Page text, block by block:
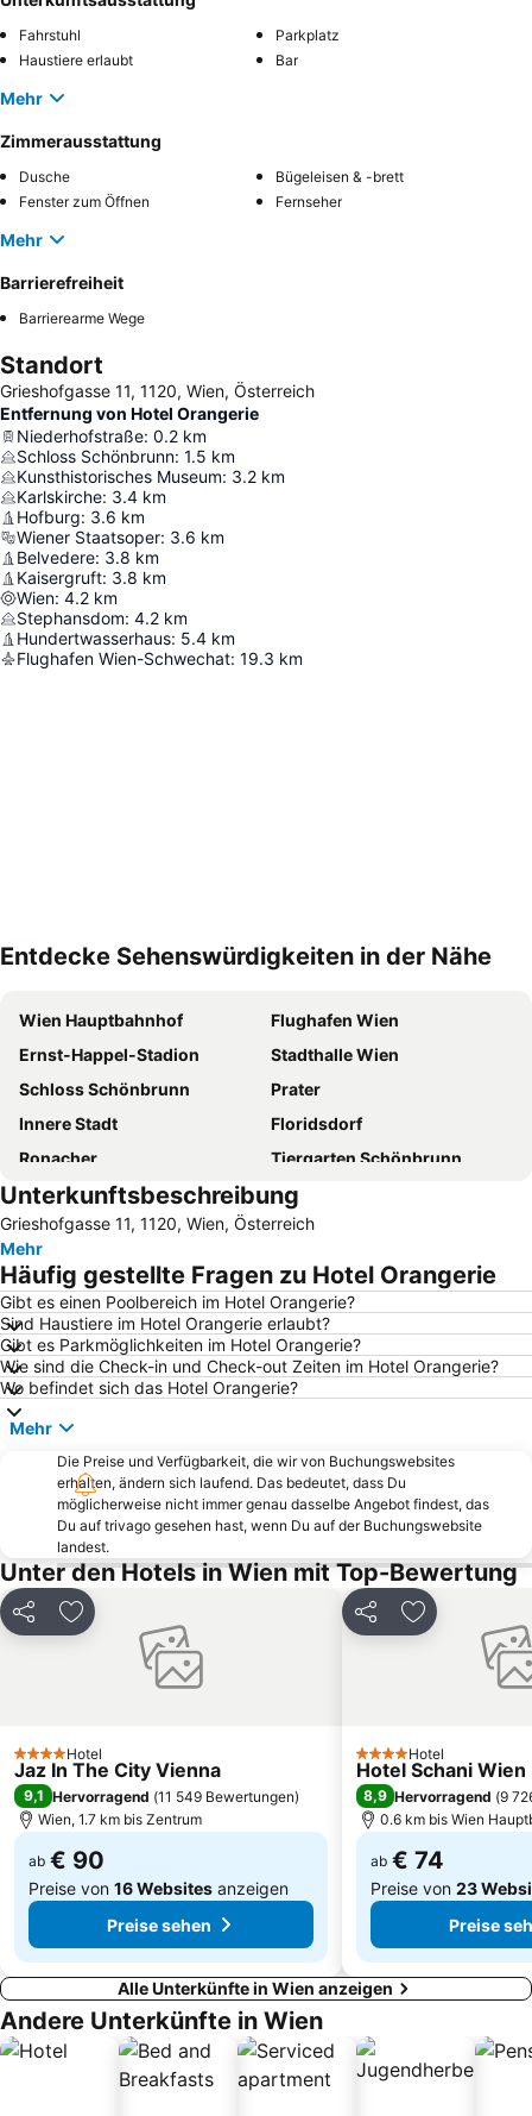
Fahrstuhl
Parkplatz
Haustiere erlaubt
Bar
Mehr
Zimmerausstattung
Dusche
Bügeleisen & -brett
Fenster zum Öffnen
Fernseher
Mehr
Barrierefreiheit
Barrierearme Wege
Standort
Grieshofgasse 11, 1120, Wien, Österreich
Entfernung von Hotel Orangerie
Niederhofstraße: 0.2 km
Schloss Schönbrunn: 1.5 km
Kunsthistorisches Museum: 3.2 km
Karlskirche: 3.4 km
Hofburg: 3.6 km
Wiener Staatsoper: 3.6 km
Belvedere: 3.8 km
Kaisergruft: 3.8 km
Wien: 4.2 km
Stephansdom: 4.2 km
Hundertwasserhaus: 5.4 km
Flughafen Wien-Schwechat: 19.3 km
Entdecke Sehenswürdigkeiten in der Nähe
Wien Hauptbahnhof
Flughafen Wien
Ernst-Happel-Stadion
Stadthalle Wien
Schloss Schönbrunn
Prater
Innere Stadt
Floridsdorf
Ronacher
Tiergarten Schönbrunn
BahnhofCity Wien West
Familypark Neusiedlersee
Mariahilfer Straße
Donaustadt
Gasometer City
Donauinsel
Therme Wien
Meidling
Ottakring
Hietzing
Haus des Meeres- Aqua Terra Zoo
Leopoldstadt
Raimund Theater
Favoriten
Wien Simmering
Döbling
Alsergrund
Bahnhof Wien-Meidling
Parndorf Designer Outlet
Mariahilf
Bahnhof Wien Praterstern
Penzing
Liesing
Stephansdom
Römersteinbruch Sankt Margarethen
Landstraße
Landstraßer Hauptstraße
Wiener Rathaus
U2 Station Stadion
Wiener U-Bahn
Hernals
Reed Exhibitions Messe Wien
Lugner City
Grinzing
Schloss Esterházy
Unterkunftsbeschreibung
Grieshofgasse 11, 1120, Wien, Österreich
Mehr
Häufig gestellte Fragen zu Hotel Orangerie
Gibt es einen Poolbereich im Hotel Orangerie?
Sind Haustiere im Hotel Orangerie erlaubt?
Gibt es Parkmöglichkeiten im Hotel Orangerie?
Wie sind die Check-in und Check-out Zeiten im Hotel Orangerie?
Wo befindet sich das Hotel Orangerie?
Mehr
Die Preise und Verfügbarkeit, die wir von Buchungswebsites
erhalten, ändern sich laufend. Das bedeutet, dass Du
möglicherweise nicht immer genau dasselbe Angebot findest, das
Du auf trivago gesehen hast, wenn Du auf der Buchungswebsite
landest.
Unter den Hotels in Wien mit Top-Bewertung
Teilen Zu Favoriten hinzufügen
4 SterneHotel
Jaz In The City Vienna
9,1 Hervorragend (11 549 Bewertungen)
Wien, 1.7 km bis Zentrum
ab € 90
Preise von 16 Websites anzeigen
Preise sehen
Teilen Zu Favoriten
4 SterneHotel
Hotel Schani
8,9 Hervorragend (9
0.6 km bis Wien
ab € 74
Preise von 23
Preise
Alle Unterkünfte in Wien anzeigen
Andere Unterkünfte in Wien